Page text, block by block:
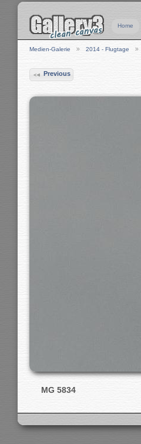
Home
Medien-Galerie 2014 - Flugtage
Previous
MG 5834